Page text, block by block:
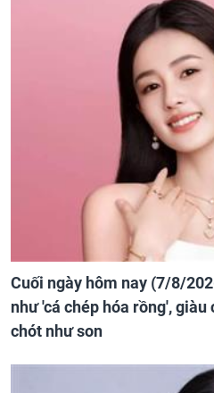
Cuối ngày hôm nay (7/8/
như 'cá chép hóa rồng',
chót như son